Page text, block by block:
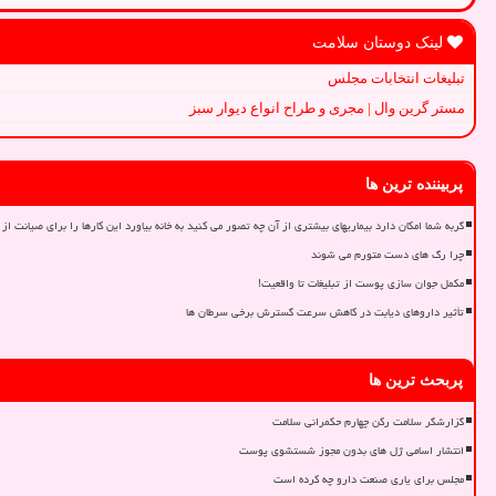
لینک دوستان سلامت
تبلیغات انتخابات مجلس
مستر گرین وال | مجری و طراح انواع دیوار سبز
پربیننده ترین ها
گربه شما امکان دارد بیماریهای بیشتری از آن چه تصور می کنید به خانه بیاورد این کارها را برای صیانت
چرا رگ های دست متورم می شوند
مکمل جوان سازی پوست از تبلیغات تا واقعیت!
تأثیر داروهای دیابت در کاهش سرعت گسترش برخی سرطان ها
پربحث ترین ها
گزارشگر سلامت رکن چهارم حکمرانی سلامت
انتشار اسامی ژل های بدون مجوز شستشوی پوست
مجلس برای یاری صنعت دارو چه کرده است